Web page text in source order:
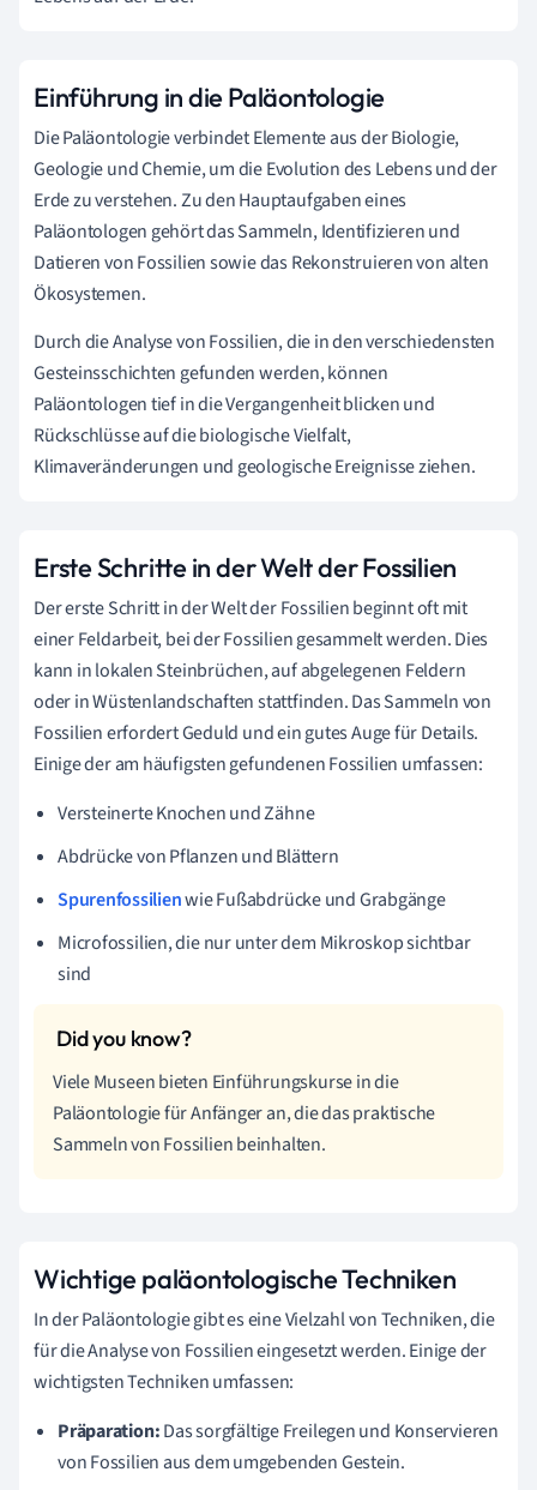
Einführung in die Paläontologie
Die Paläontologie verbindet Elemente aus der Biologie,
Geologie und Chemie, um die Evolution des Lebens und der
Erde zu verstehen. Zu den Hauptaufgaben eines
Paläontologen gehört das Sammeln, Identifizieren und
Datieren von Fossilien sowie das Rekonstruieren von alten
Ökosystemen.
Durch die Analyse von Fossilien, die in den verschiedensten
Gesteinsschichten gefunden werden, können
Paläontologen tief in die Vergangenheit blicken und
Rückschlüsse auf die biologische Vielfalt,
Klimaveränderungen und geologische Ereignisse ziehen.
Erste Schritte in der Welt der Fossilien
Der erste Schritt in der Welt der Fossilien beginnt oft mit
einer Feldarbeit, bei der Fossilien gesammelt werden. Dies
kann in lokalen Steinbrüchen, auf abgelegenen Feldern
oder in Wüstenlandschaften stattfinden. Das Sammeln von
Fossilien erfordert Geduld und ein gutes Auge für Details.
Einige der am häufigsten gefundenen Fossilien umfassen:
Versteinerte Knochen und Zähne
Abdrücke von Pflanzen und Blättern
Spurenfossilienwie Fußabdrücke und Grabgänge
Microfossilien, die nur unter dem Mikroskop sichtbar
sind
Viele Museen bieten Einführungskurse in die
Paläontologie für Anfänger an, die das praktische
Sammeln von Fossilien beinhalten.
Wichtige paläontologische Techniken
In der Paläontologie gibt es eine Vielzahl von Techniken, die
für die Analyse von Fossilien eingesetzt werden. Einige der
wichtigsten Techniken umfassen:
Präparation:Das sorgfältige Freilegen und Konservieren
von Fossilien aus dem umgebenden Gestein.